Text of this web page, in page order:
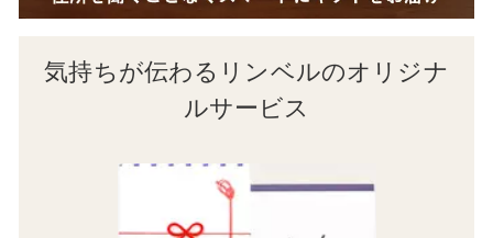
気持ちが伝わるリンベルのオリジナ
ルサービス